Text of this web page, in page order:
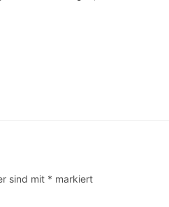
sind mit * markiert